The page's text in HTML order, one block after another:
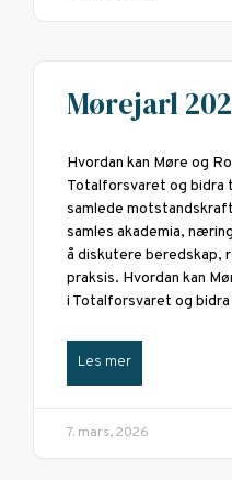
Mørejarl
Hvordan kan Møre og
Totalforsvaret og bidra
samlede
samles akademia,
å diskutere beredskap,
praksis. Hvordan kan
i Totalforsvaret og
Les mer
7. mars, 2026